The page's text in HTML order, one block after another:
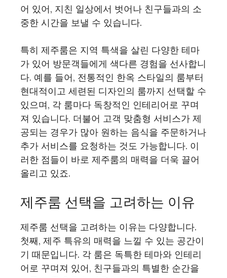
어 있어, 지친 일상에서 벗어나 친구들과의 소
중한 시간을 보낼 수 있습니다.
특히 제주룸은 지역 특색을 살린 다양한 테마
가 있어 방문객들에게 색다른 경험을 선사합니
다. 예를 들어, 전통적인 한옥 스타일의 룸부터
현대적이고 세련된 디자인의 룸까지 선택할 수
있으며, 각 룸마다 독창적인 인테리어로 꾸며
져 있습니다. 더불어 고객 맞춤형 서비스가 제
공되는 경우가 많아 원하는 음식을 주문하거나
추가 서비스를 요청하는 것도 가능합니다. 이
러한 점들이 바로 제주룸의 매력을 더욱 끌어
올리고 있죠.
제주룸 선택을 고려하는 이유
제주룸 선택을 고려하는 이유는 다양합니다.
첫째, 제주 특유의 매력을 느낄 수 있는 공간이
기 때문입니다. 각 룸은 독특한 테마와 인테리
어로 꾸며져 있어, 친구들과의 특별한 순간을